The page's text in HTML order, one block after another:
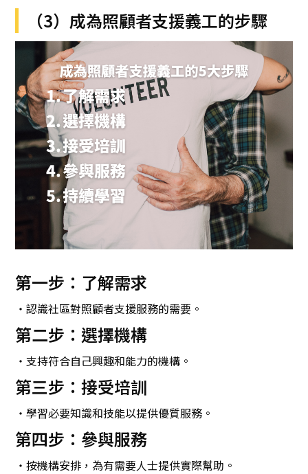
（3）成為照顧者支援義工的步驟
第一步：了解需求
・認識社區對照顧者支援服務的需要。
第二步：選擇機構
・支持符合自己興趣和能力的機構。
第三步：接受培訓
・學習必要知識和技能以提供優質服務。
第四步：參與服務
・按機構安排，為有需要人士提供實際幫助。